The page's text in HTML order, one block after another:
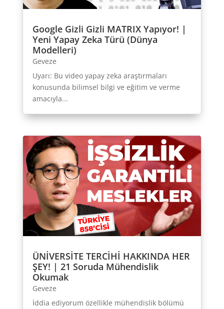
Google Gizli Gizli MATRIX Yapıyor! |
Yeni Yapay Zeka Türü (Dünya
Modelleri)
Geveze
Uyarı: Bu video yapay zeka araştırmaları
konusunda bilimsel bilgi ve eğitim ve verme
amacıyla...
ÜNİVERSİTE TERCİHİ HAKKINDA HER
ŞEY! | 21 Soruda Mühendislik
Okumak
Geveze
İddia ediyorum özellikle mühendislik bölümü